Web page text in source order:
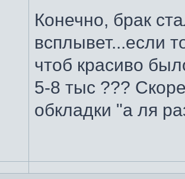
Конечно, брак
всплывет...если
чтоб красиво
5-8 тыс ???
обкладки "а ля